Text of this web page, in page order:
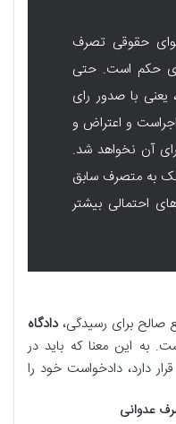
حقوقی تصرف
حکم است. حتی
با صدور رای
و اعتراض و
آن نخواهد شد.
به متصرف سابق
احتمالی بیشتر
صالح برای رسیدگی،دادگاه
به این معنا که باید در
دارد، دادخواست خود را